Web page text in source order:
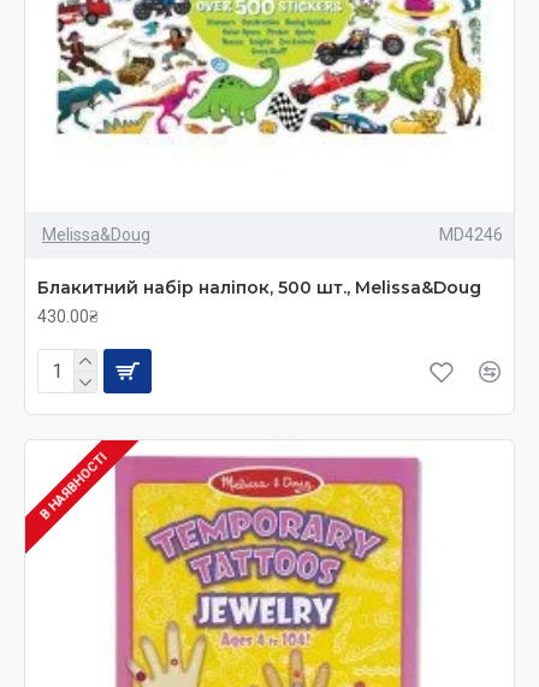
Melissa&Doug MD4246
Блакитний набір наліпок, 500 шт., Melissa&Doug
430.00₴
В НАЯВНОСТІ